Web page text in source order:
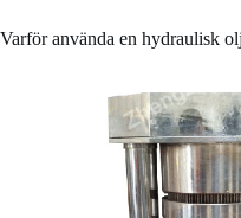
Varför använda en hydraulisk